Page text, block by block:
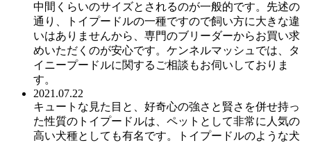
中間くらいのサイズとされるのが一般的です。先述の
通り、トイプードルの一種ですので飼い方に大きな違
いはありませんから、専門のブリーダーからお買い求
めいただくのが安心です。ケンネルマッシュでは、タ
イニープードルに関するご相談もお伺いしておりま
す。
2021.07.22
キュートな見た目と、好奇心の強さと賢さを併せ持っ
た性質のトイプードルは、ペットとして非常に人気の
高い犬種としても有名です。トイプードルのような犬